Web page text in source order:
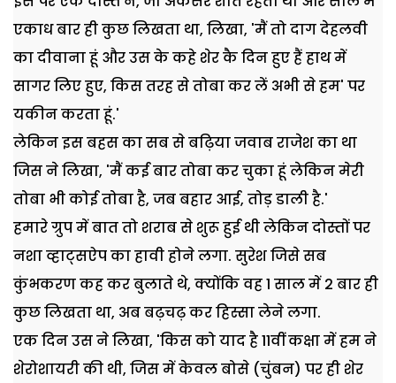
एकाध बार ही कुछ लिखता था, लिखा, 'मैं तो दाग देहलवी
का दीवाना हूं और उस के कहे शेर कै दिन हुए हैं हाथ में
सागर लिए हुए, किस तरह से तोबा कर लें अभी से हम' पर
यकीन करता हूं.'
लेकिन इस बहस का सब से बढ़िया जवाब राजेश का था
जिस ने लिखा, 'मैं कई बार तोबा कर चुका हूं लेकिन मेरी
तोबा भी कोई तोबा है, जब बहार आई, तोड़ डाली है.'
हमारे ग्रुप में बात तो शराब से शुरू हुई थी लेकिन दोस्तों पर
नशा व्हाट्सऐप का हावी होने लगा. सुरेश जिसे सब
कुंभकरण कह कर बुलाते थे, क्योंकि वह 1 साल में 2 बार ही
कुछ लिखता था, अब बढ़चढ़ कर हिस्सा लेने लगा.
एक दिन उस ने लिखा, 'किस को याद है 11वीं कक्षा में हम ने
शेरोशायरी की थी, जिस में केवल बोसे (चुंबन) पर ही शेर